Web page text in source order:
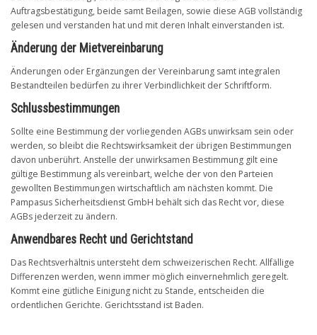
Auftragsbestätigung, beide samt Beilagen, sowie diese AGB vollständig
gelesen und verstanden hat und mit deren Inhalt einverstanden ist.
Änderung der Mietvereinbarung
Änderungen oder Ergänzungen der Vereinbarung samt integralen
Bestandteilen bedürfen zu ihrer Verbindlichkeit der Schriftform.
Schlussbestimmungen
Sollte eine Bestimmung der vorliegenden AGBs unwirksam sein oder
werden, so bleibt die Rechtswirksamkeit der übrigen Bestimmungen
davon unberührt. Anstelle der unwirksamen Bestimmung gilt eine
gültige Bestimmung als vereinbart, welche der von den Parteien
gewollten Bestimmungen wirtschaftlich am nächsten kommt. Die
Pampasus Sicherheitsdienst GmbH behält sich das Recht vor, diese
AGBs jederzeit zu ändern.
Anwendbares Recht und Gerichtstand
Das Rechtsverhältnis untersteht dem schweizerischen Recht. Allfällige
Differenzen werden, wenn immer möglich einvernehmlich geregelt.
Kommt eine gütliche Einigung nicht zu Stande, entscheiden die
ordentlichen Gerichte. Gerichtsstand ist Baden.